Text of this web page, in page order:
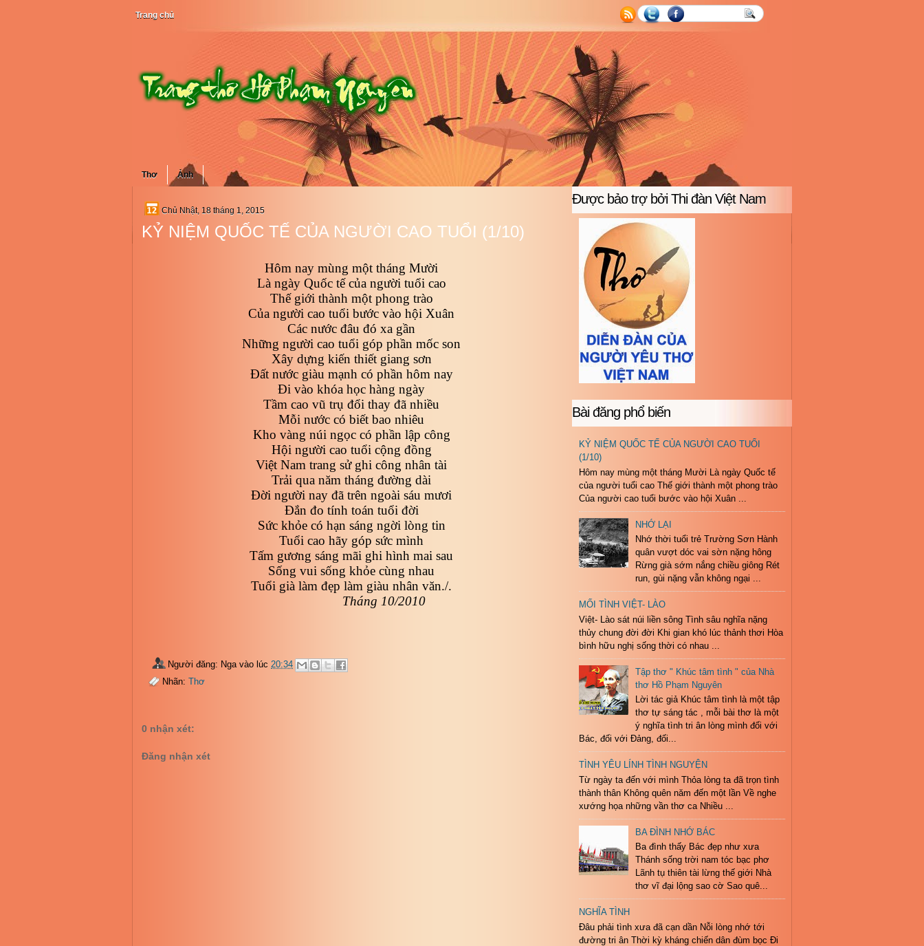
Trang chủ
Thơ Ảnh
Chủ Nhật, 18 tháng 1, 2015
KỶ NIỆM QUỐC TẾ CỦA NGƯỜI CAO TUỔI (1/10)
Hôm nay mùng một tháng Mười
Là ngày Quốc tế của người tuổi cao
Thế giới thành một phong trào
Của người cao tuổi bước vào hội Xuân
Các nước đâu đó xa gần
Những người cao tuổi góp phần mốc son
Xây dựng kiến thiết giang sơn
Đất nước giàu mạnh có phần hôm nay
Đi vào khóa học hàng ngày
Tầm cao vũ trụ đổi thay đã nhiều
Mỗi nước có biết bao nhiêu
Kho vàng núi ngọc có phần lập công
Hội người cao tuổi cộng đồng
Việt Nam trang sử ghi công nhân tài
Trải qua năm tháng đường dài
Đời người nay đã trên ngoài sáu mươi
Đắn đo tính toán tuổi đời
Sức khỏe có hạn sáng ngời lòng tin
Tuổi cao hãy góp sức mình
Tấm gương sáng mãi ghi hình mai sau
Sống vui sống khỏe cùng nhau
Tuổi già làm đẹp làm giàu nhân văn./.
Tháng 10/2010
Người đăng: Nga vào lúc 20:34
Nhãn: Thơ
0 nhận xét:
Đăng nhận xét
Được bảo trợ bởi Thi đàn Việt Nam
Bài đăng phổ biến
KỶ NIỆM QUỐC TẾ CỦA NGƯỜI CAO TUỔI
(1/10)
Hôm nay mùng một tháng Mười Là ngày Quốc tế
của người tuổi cao Thế giới thành một phong trào
Của người cao tuổi bước vào hội Xuân ...
NHỚ LẠI
Nhớ thời tuổi trẻ Trường Sơn Hành
quân vượt dóc vai sờn nặng hông
Rừng già sớm nắng chiều giông Rét
run, gùi nặng vẫn không ngại ...
MỐI TÌNH VIỆT- LÀO
Việt- Lào sát núi liền sông Tình sâu nghĩa nặng
thủy chung đời đời Khi gian khó lúc thảnh thơi Hòa
bình hữu nghị sống thời có nhau ...
Tập thơ " Khúc tâm tình " của Nhà
thơ Hồ Phạm Nguyên
Lời tác giả Khúc tâm tình là một tập
thơ tự sáng tác , mỗi bài thơ là một
ý nghĩa tình tri ân lòng mình đối với
Bác, đối với Đảng, đối...
TÌNH YÊU LÍNH TÌNH NGUYỆN
Từ ngày ta đến với mình Thỏa lòng ta đã trọn tình
thành thân Không quên năm đến một lần Về nghe
xướng họa những vần thơ ca Nhiều ...
BA ĐÌNH NHỚ BÁC
Ba đình thấy Bác đẹp như xưa
Thánh sống trời nam tóc bạc phơ
Lãnh tụ thiên tài lừng thế giới Nhà
thơ vĩ đại lộng sao cờ Sao quê...
NGHĨA TÌNH
Đâu phải tình xưa đã cạn dần Nỗi lòng nhớ tới
đường tri ân Thời kỳ kháng chiến dân đùm bọc Đi